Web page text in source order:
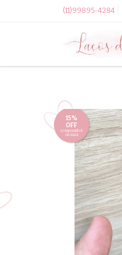
(11)99895-4284
15%
OFF
comprando 4
ou mais